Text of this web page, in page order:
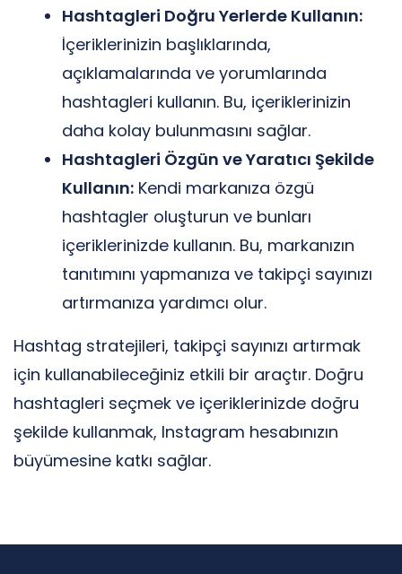
Hashtagleri Doğru Yerlerde Kullanın:
İçeriklerinizin başlıklarında,
açıklamalarında ve yorumlarında
hashtagleri kullanın. Bu, içeriklerinizin
daha kolay bulunmasını sağlar.
Hashtagleri Özgün ve Yaratıcı Şekilde
Kullanın: Kendi markanıza özgü
hashtagler oluşturun ve bunları
içeriklerinizde kullanın. Bu, markanızın
tanıtımını yapmanıza ve takipçi sayınızı
artırmanıza yardımcı olur.
Hashtag stratejileri, takipçi sayınızı artırmak
için kullanabileceğiniz etkili bir araçtır. Doğru
hashtagleri seçmek ve içeriklerinizde doğru
şekilde kullanmak, Instagram hesabınızın
büyümesine katkı sağlar.